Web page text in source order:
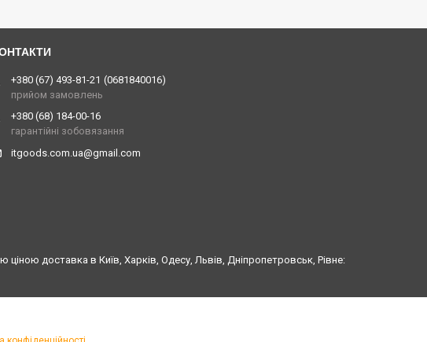
+380 (67) 493-81-21
0681840016
прийом замовлень
+380 (68) 184-00-16
гарантійні зобовязання
itgoods.com.ua@gmail.com
ціною доставка в Київ, Харків, Одесу, Львів, Дніпропетровськ, Рівне: